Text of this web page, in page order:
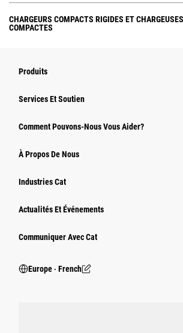
CHARGEURS COMPACTS RIGIDES ET
COMPACTES
Produits
Services Et Soutien
Comment Pouvons-Nous Vous Aider?
À Propos De Nous
Industries Cat
Actualités Et Événements
Communiquer Avec Cat
Europe ‧ French